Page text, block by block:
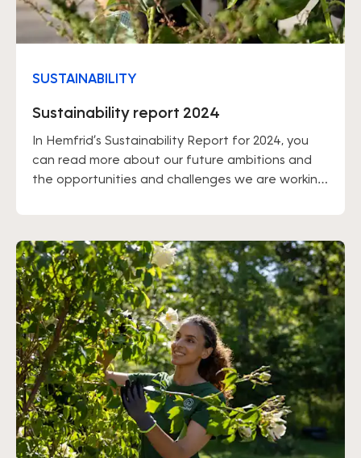
SUSTAINABILITY
Sustainability report 2024
In Hemfrid’s Sustainability Report for 2024, you
can read more about our future ambitions and
the opportunities and challenges we are working